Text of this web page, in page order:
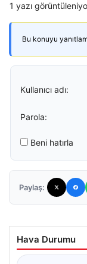
1 yazı
Bu konuyu
Kullanıcı adı:
Parola:
Beni hatırla
Paylaş:
Hava Durumu